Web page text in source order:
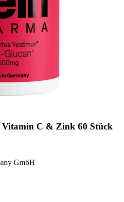
Vitamin C & Zink 60 Stück
GmbH